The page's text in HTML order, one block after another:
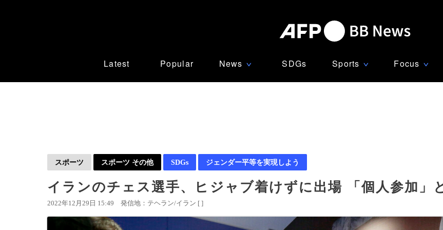
Latest Popular News ∨ SDGs Sports ∨ Focus ∨
スポーツ スポーツ その他 SDGs ジェンダー平等を実現しよう
イランのチェス選手、ヒジャブ着けずに出場 「個人参加」
2022年12月29日 15:49 発信地：テヘラン/イラン [ ]